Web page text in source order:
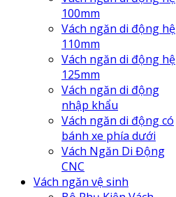
100mm
Vách ngăn di động hệ
110mm
Vách ngăn di động hệ
125mm
Vách ngăn di động
nhập khẩu
Vách ngăn di động có
bánh xe phía dưới
Vách Ngăn Di Động
CNC
Vách ngăn vệ sinh